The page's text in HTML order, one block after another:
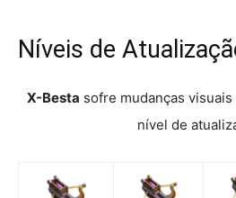
Níveis de
X-Besta sofre mudanças
nível de